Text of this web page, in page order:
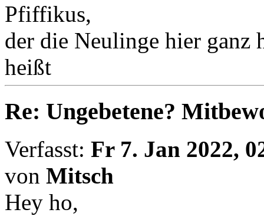
Pfiffikus,
der die Neulinge hier
heißt
Re: Ungebetene?
Verfasst: Fr 7. Jan 2022,
von Mitsch
Hey ho,